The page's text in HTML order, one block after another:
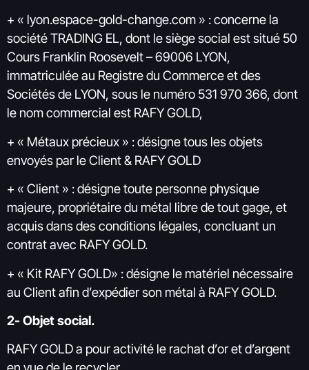
+ « lyon.espace-gold-change.com » : concerne la
société TRADING EL, dont le siège social est situé 50
Cours Franklin Roosevelt – 69006 LYON,
immatriculée au Registre du Commerce et des
Sociétés de LYON, sous le numéro 531 970 366, dont
le nom commercial est RAFY GOLD,
+ « Métaux précieux » : désigne tous les objets
envoyés par le Client & RAFY GOLD
+ « Client » : désigne toute personne physique
majeure, propriétaire du métal libre de tout gage, et
acquis dans des conditions légales, concluant un
contrat avec RAFY GOLD.
+ « Kit RAFY GOLD» : désigne le matériel nécessaire
au Client afin d’expédier son métal à RAFY GOLD.
2- Objet social.
RAFY GOLD a pour activité le rachat d’or et d’argent